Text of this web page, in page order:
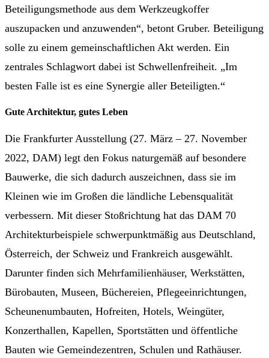
Beteiligungsmethode aus dem Werkzeugkoffer
auszupacken und anzuwenden“, betont Gruber. Beteiligung
solle zu einem gemeinschaftlichen Akt werden. Ein
zentrales Schlagwort dabei ist Schwellenfreiheit. „Im
besten Falle ist es eine Synergie aller Beteiligten.“
Gute Architektur, gutes Leben
Die Frankfurter Ausstellung (27. März – 27. November
2022, DAM) legt den Fokus naturgemäß auf besondere
Bauwerke, die sich dadurch auszeichnen, dass sie im
Kleinen wie im Großen die ländliche Lebensqualität
verbessern. Mit dieser Stoßrichtung hat das DAM 70
Architekturbeispiele schwerpunktmäßig aus Deutschland,
Österreich, der Schweiz und Frankreich ausgewählt.
Darunter finden sich Mehrfamilienhäuser, Werkstätten,
Bürobauten, Museen, Büchereien, Pflegeeinrichtungen,
Scheunenumbauten, Hofreiten, Hotels, Weingüter,
Konzerthallen, Kapellen, Sportstätten und öffentliche
Bauten wie Gemeindezentren, Schulen und Rathäuser.